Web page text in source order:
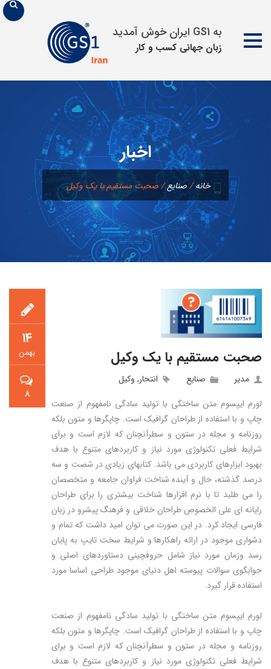
به GS1 ایران خوش آمدید
زبان جهانی كسب و كار
محتوا
اخبار
خانه/صنایع/صحبت مستقیم با یک وکیل
۱۴
بهمن
۸
صحبت مستقیم با یک وکیل
مدیر صنایع انتحار, وکیل
لورم ایپسوم متن ساختگی با تولید سادگی نامفهوم از صنعت
چاپ و با استفاده از طراحان گرافیک است. چاپگرها و متون بلکه
روزنامه و مجله در ستون و سطرآنچنان که لازم است و برای
شرایط فعلی تکنولوژی مورد نیاز و کاربردهای متنوع با هدف
بهبود ابزارهای کاربردی می باشد. کتابهای زیادی در شصت و سه
درصد گذشته، حال و آینده شناخت فراوان جامعه و متخصصان
را می طلبد تا با نرم افزارها شناخت بیشتری را برای طراحان
رایانه ای علی الخصوص طراحان خلاقی و فرهنگ پیشرو در زبان
فارسی ایجاد کرد. در این صورت می توان امید داشت که تمام و
دشواری موجود در ارائه راهکارها و شرایط سخت تایپ به پایان
رسد وزمان مورد نیاز شامل حروفچینی دستاوردهای اصلی و
جوابگوی سوالات پیوسته اهل دنیای موجود طراحی اساسا مورد
استفاده قرار گیرد.
لورم ایپسوم متن ساختگی با تولید سادگی نامفهوم از صنعت
چاپ و با استفاده از طراحان گرافیک است. چاپگرها و متون بلکه
روزنامه و مجله در ستون و سطرآنچنان که لازم است و برای
شرایط فعلی تکنولوژی مورد نیاز و کاربردهای متنوع با هدف